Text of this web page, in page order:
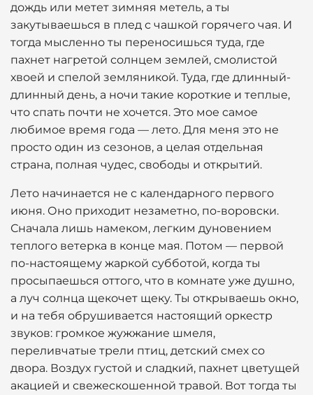
дождь или метет зимняя метель, а ты
закутываешься в плед с чашкой горячего чая. И
тогда мысленно ты переносишься туда, где
пахнет нагретой солнцем землей, смолистой
хвоей и спелой земляникой. Туда, где длинный-
длинный день, а ночи такие короткие и теплые,
что спать почти не хочется. Это мое самое
любимое время года — лето. Для меня это не
просто один из сезонов, а целая отдельная
страна, полная чудес, свободы и открытий.
Лето начинается не с календарного первого
июня. Оно приходит незаметно, по-воровски.
Сначала лишь намеком, легким дуновением
теплого ветерка в конце мая. Потом — первой
по-настоящему жаркой субботой, когда ты
просыпаешься оттого, что в комнате уже душно,
а луч солнца щекочет щеку. Ты открываешь окно,
и на тебя обрушивается настоящий оркестр
звуков: громкое жужжание шмеля,
переливчатые трели птиц, детский смех со
двора. Воздух густой и сладкий, пахнет цветущей
акацией и свежескошенной травой. Вот тогда ты